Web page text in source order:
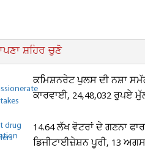
ਸ਼ਹਿਰ ਚੁਣੋ
ਕਮਿਸ਼ਨਰੇਟ ਪੁਲਸ ਦੀ ਨਸ਼ਾ
ਕਾਰਵਾਈ, 24,48,032 ਰੁਪਏ
14.64 ਲੱਖ ਵੋਟਰਾਂ ਦੇ ਗਣਨਾ
ਡਿਜੀਟਾਈਜ਼ੇਸ਼ਨ ਪੂਰੀ, 13